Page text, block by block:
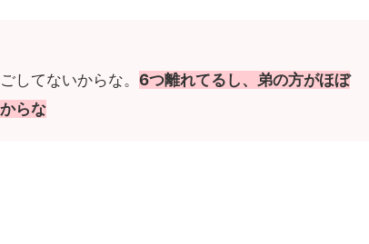
してないからな。 6つ離れてるし、弟の方がほぼ
らな